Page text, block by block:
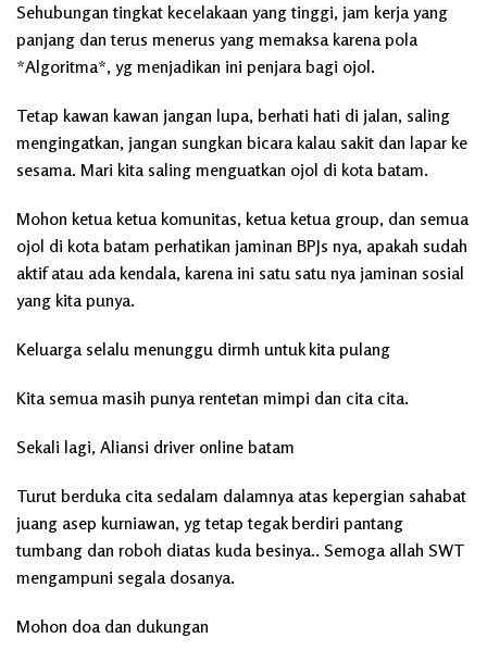
Sehubungan tingkat kecelakaan yang tinggi, jam kerja yang
panjang dan terus menerus yang memaksa karena pola
*Algoritma*, yg menjadikan ini penjara bagi ojol.
Tetap kawan kawan jangan lupa, berhati hati di jalan, saling
mengingatkan, jangan sungkan bicara kalau sakit dan lapar ke
sesama. Mari kita saling menguatkan ojol di kota batam.
Mohon ketua ketua komunitas, ketua ketua group, dan semua
ojol di kota batam perhatikan jaminan BPJs nya, apakah sudah
aktif atau ada kendala, karena ini satu satu nya jaminan sosial
yang kita punya.
Keluarga selalu menunggu dirmh untuk kita pulang
Kita semua masih punya rentetan mimpi dan cita cita.
Sekali lagi, Aliansi driver online batam
Turut berduka cita sedalam dalamnya atas kepergian sahabat
juang asep kurniawan, yg tetap tegak berdiri pantang
tumbang dan roboh diatas kuda besinya.. Semoga allah SWT
mengampuni segala dosanya.
Mohon doa dan dukungan